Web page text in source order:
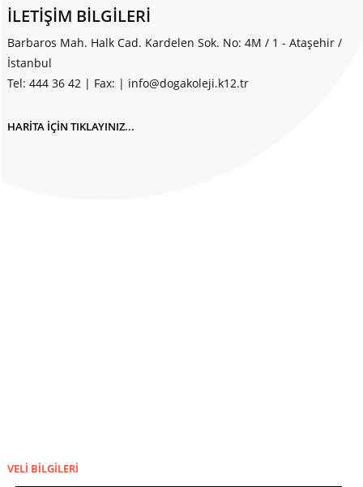
İLETİŞİM BİLGİLERİ
Barbaros Mah. Halk Cad. Kardelen Sok. No: 4M / 1 - Ataşehir /
İstanbul
Tel: 444 36 42| Fax: | info@dogakoleji.k12.tr
HARİTA İÇİN TIKLAYINIZ...
VELİ BİLGİLERİ